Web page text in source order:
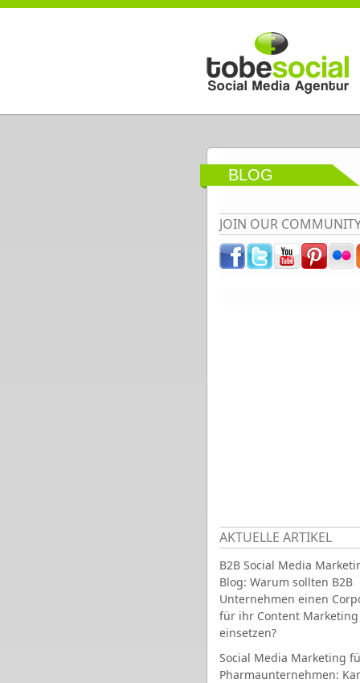
Direkt zum Inhalt
BLOG
JOIN OUR
AKTUELLE ARTIKEL
B2B Social Media
Blog: Warum sollten B2B
Unternehmen einen
für ihr Content Marketing
einsetzen?
Social Media Marketing
Pharmaunternehmen: